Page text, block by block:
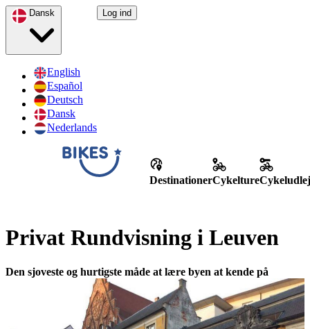
English
Español
Deutsch
Dansk
Nederlands
Log ind
DestinationerCykelture
Privat Rundvisning i Leuven
Den sjoveste og hurtigste måde at lære byen at kende på